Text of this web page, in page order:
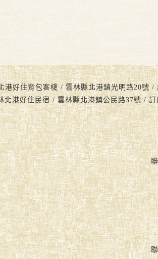
港好住背包客棧 / 雲林縣北港鎮光明路20號 /
北港好住民宿 / 雲林縣北港鎮公民路37號 / 訂